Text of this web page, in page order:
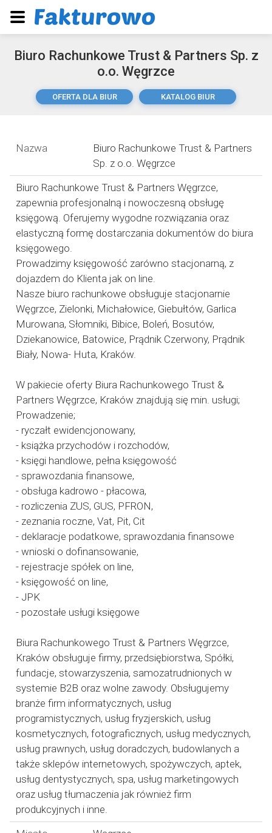
Biuro Rachunkowe Trust & Partners Sp. z
o.o. Węgrzce
OFERTA DLA BIUR KATALOG BIUR
Nazwa
Biuro Rachunkowe Trust & Partners
Sp. z o.o. Węgrzce
Biuro Rachunkowe Trust & Partners Węgrzce,
zapewnia profesjonalną i nowoczesną obsługę
księgową. Oferujemy wygodne rozwiązania oraz
elastyczną formę dostarczania dokumentów do biura
księgowego.
Prowadzimy księgowość zarówno stacjonarną, z
dojazdem do Klienta jak on line.
Nasze biuro rachunkowe obsługuje stacjonarnie
Węgrzce, Zielonki, Michałowice, Giebułtów, Garlica
Murowana, Słomniki, Bibice, Boleń, Bosutów,
Dziekanowice, Batowice, Prądnik Czerwony, Prądnik
Biały, Nowa- Huta, Kraków.
W pakiecie oferty Biura Rachunkowego Trust &
Partners Węgrzce, Kraków znajdują się min. usługi;
Prowadzenie;
- ryczałt ewidencjonowany,
- książka przychodów i rozchodów,
- księgi handlowe, pełna księgowość
- sprawozdania finansowe,
- obsługa kadrowo - płacowa,
- rozliczenia ZUS, GUS, PFRON,
- zeznania roczne, Vat, Pit, Cit
- deklaracje podatkowe, sprawozdania finansowe
- wnioski o dofinansowanie,
- rejestracje spółek on line,
- księgowość on line,
- JPK
- pozostałe usługi księgowe
Biura Rachunkowego Trust & Partners Węgrzce,
Kraków obsługuje firmy, przedsiębiorstwa, Spółki,
fundacje, stowarzyszenia, samozatrudnionych w
systemie B2B oraz wolne zawody. Obsługujemy
branże firm informatycznych, usług
programistycznych, usług fryzjerskich, usług
kosmetycznych, fotograficznych, usług medycznych,
usług prawnych, usług doradczych, budowlanych a
także sklepów internetowych, spożywczych, aptek,
usług dentystycznych, spa, usług marketingowych
oraz usług tłumaczenia jak również firm
produkcyjnych i inne.